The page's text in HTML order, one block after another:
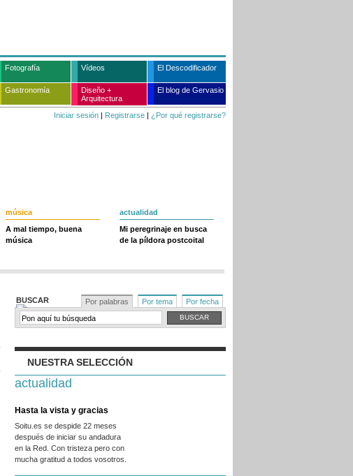
Fotografía Vídeos El Descodificador
Gastronomía
Diseño +
Arquitectura
El blog de Gervasio
Iniciar sesión | Registrarse | ¿Por qué registrarse?
música
A mal tiempo, buena
música
actualidad
Mi peregrinaje en busca
de la píldora postcoital
BUSCAR Por palabras Por tema Por fecha
NUESTRA SELECCIÓN
actualidad
Hasta la vista y gracias
Soitu.es se despide 22 meses
después de iniciar su andadura
en la Red. Con tristeza pero con
mucha gratitud a todos vosotros.